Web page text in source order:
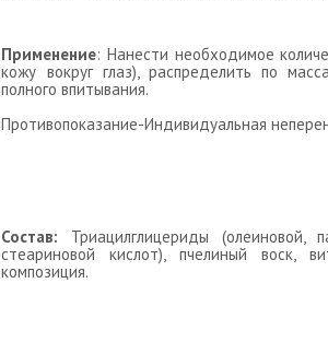
Применение: Нанести необходимое
кожу вокруг глаз), распределить по
полного впитывания.
Противопоказание-Индивидуальная
Состав: Триацилглицериды (олеиновой,
стеариновой кислот), пчелиный воск,
композиция.